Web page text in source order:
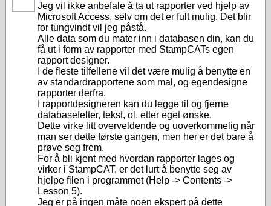
Jeg vil ikke anbefale å ta ut rapporter ved hjelp av
Microsoft Access, selv om det er fult mulig. Det blir
for tungvindt vil jeg påstå.
Alle data som du mater inn i databasen din, kan du
få ut i form av rapporter med StampCATs egen
rapport designer.
I de fleste tilfellene vil det være mulig å benytte en
av standardrapportene som mal, og egendesigne
rapporter derfra.
I rapportdesigneren kan du legge til og fjerne
databasefelter, tekst, ol. etter eget ønske.
Dette virke litt overveldende og uoverkommelig når
man ser dette første gangen, men her er det bare å
prøve seg frem.
For å bli kjent med hvordan rapporter lages og
virker i StampCAT, er det lurt å benytte seg av
hjelpe filen i programmet (Help -> Contents ->
Lesson 5).
Jeg er på ingen måte noen ekspert på dette